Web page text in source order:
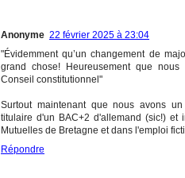
Anonyme 22 février 2025 à 23:04
"Évidemment qu’un changement de
grand chose! Heureusement que
Conseil constitutionnel"
Surtout maintenant que nous avons
titulaire d'un BAC+2 d'allemand (sic!)
Mutuelles de Bretagne et dans l'emploi
Répondre